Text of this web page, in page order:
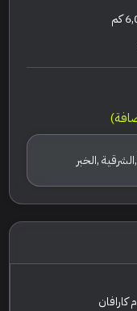
كم
,الخبر
كارافان